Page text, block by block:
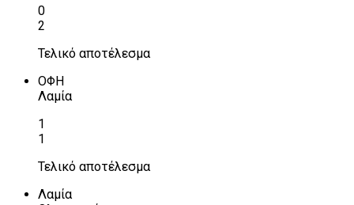
0
2
Τελικό αποτέλεσμα
ΟΦΗ
Λαμία
1
1
Τελικό αποτέλεσμα
Λαμία